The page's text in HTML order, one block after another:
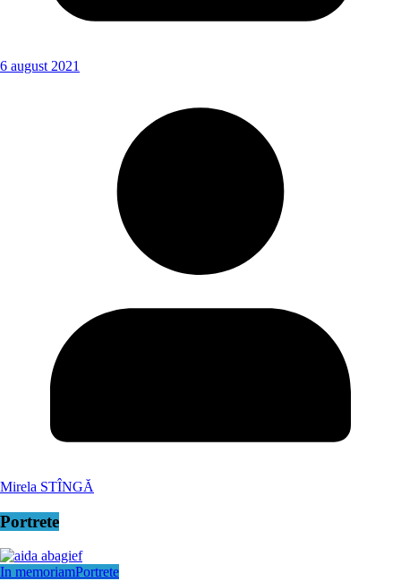
6 august 2021
Mirela STÎNGĂ
Portrete
In memoriamPortrete